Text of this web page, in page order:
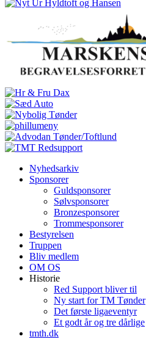
Nyhedsarkiv
Sponsorer
Guldsponsorer
Sølvsponsorer
Bronzesponsorer
Trommesponsorer
Bestyrelsen
Truppen
Bliv medlem
OM OS
Historie
Red Support bliver til
Ny start for TM Tønder
Det første ligaeventyr
Et godt år og tre dårlige
tmth.dk